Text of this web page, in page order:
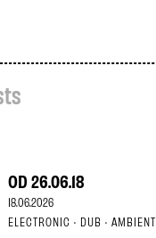
OD 26.06.18
18.06.2026
ELECTRONIC · DUB · AMBIENT